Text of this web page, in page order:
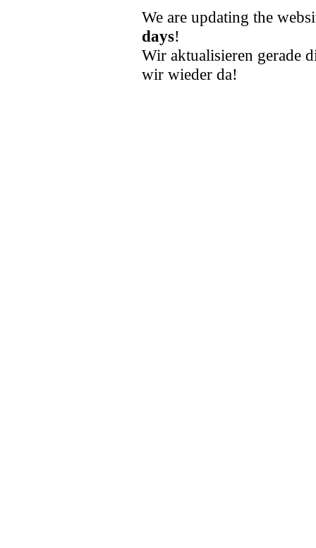
We are updating the
days!
Wir aktualisieren gerade
wir wieder da!